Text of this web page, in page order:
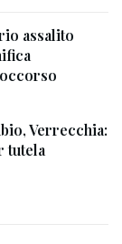
assalito
Verrecchia:
tutela